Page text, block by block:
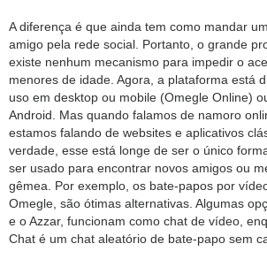
A diferença é que ainda tem como mandar
amigo pela rede social. Portanto, o grande
existe nenhum mecanismo para impedir o
menores de idade. Agora, a plataforma está
uso em desktop ou mobile (Omegle Online)
Android. Mas quando falamos de namoro
estamos falando de websites e aplicativos
verdade, esse está longe de ser o único
ser usado para encontrar novos amigos ou
gêmea. Por exemplo, os bate-papos por
Omegle, são ótimas alternativas. Algumas
e o Azzar, funcionam como chat de vídeo,
Chat é um chat aleatório de bate-papo sem